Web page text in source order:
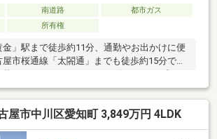
南道路
都市ガス
所有権
」駅まで徒歩約11分、通勤やお出かけに便
市桜通線「太閤通」までも徒歩約15分でご
ンは扉できちんと分かれているので、お料
屋に広がりにくいのもポイントです◆都市ガ
えながら、毎日の暮らしをスマートに！◆敷
を確保し、通勤やお出かけの幅も広がる住
屋市中川区愛知町 3,849万円 4LDK